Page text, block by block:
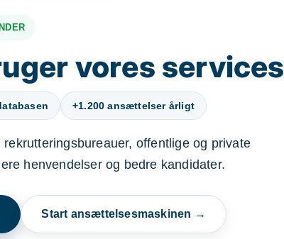
vores services
+1.200 ansættelser årligt
offentlige og private
henvendelser og bedre kandidater.
Start ansættelsesmaskinen →